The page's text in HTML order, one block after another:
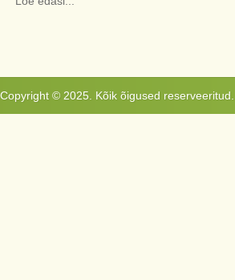
Copyright © 2025. Kõik õigused